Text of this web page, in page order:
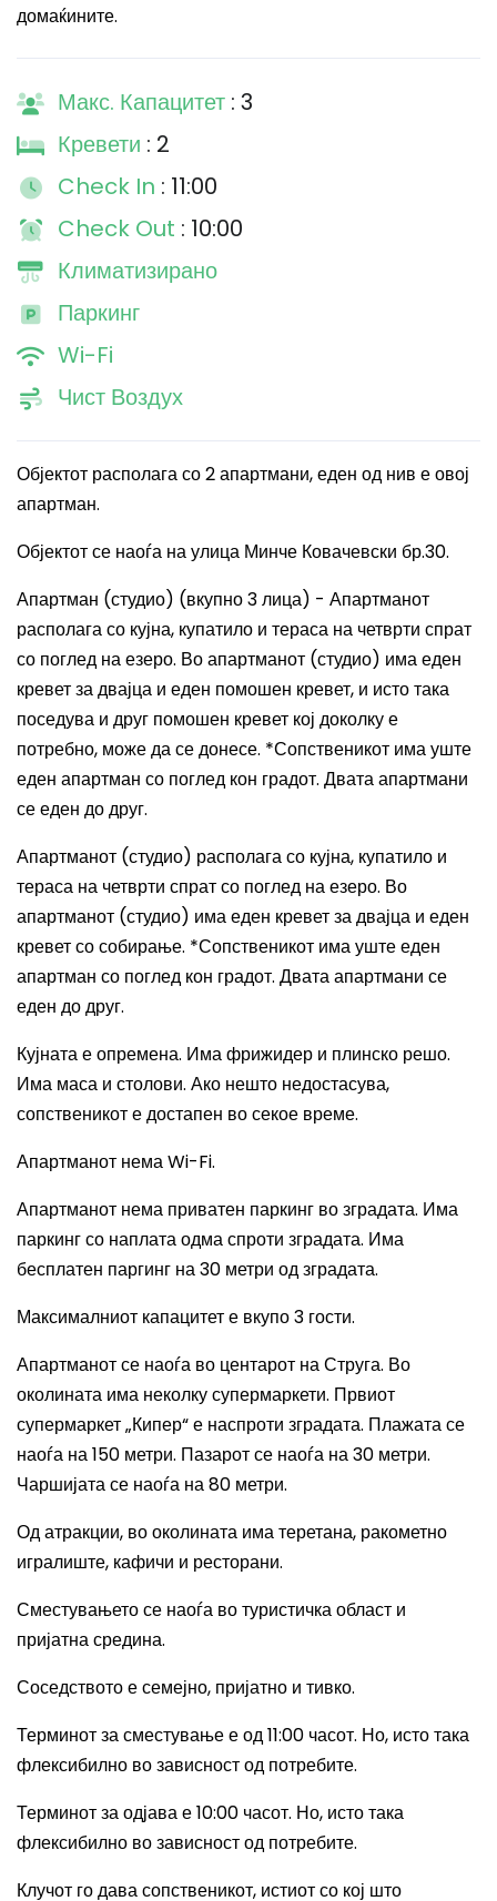
домаќините.
Макс. Капацитет : 3
Кревети : 2
Check In : 11:00
Check Out : 10:00
Климатизирано
Паркинг
Wi-Fi
Чист Воздух
Објектот располага со 2 апартмани, еден од нив е овој
апартман.
Објектот се наоѓа на улица Минче Ковачевски бр.30.
Апартман (студио) (вкупно 3 лица) - Апартманот
располага со кујна, купатило и тераса на четврти спрат
со поглед на езеро. Во апартманот (студио) има еден
кревет за двајца и еден помошен кревет, и исто така
поседува и друг помошен кревет кој доколку е
потребно, може да се донесе. *Сопственикот има уште
еден апартман со поглед кон градот. Двата апартмани
се еден до друг.
Апартманот (студио) располага со кујна, купатило и
тераса на четврти спрат со поглед на езеро. Во
апартманот (студио) има еден кревет за двајца и еден
кревет со собирање. *Сопственикот има уште еден
апартман со поглед кон градот. Двата апартмани се
еден до друг.
Кујната е опремена. Има фрижидер и плинско решо.
Има маса и столови. Ако нешто недостасува,
сопственикот е достапен во секое време.
Апартманот немаWi-Fi.
Апартманот нема приватен паркинг во зградата. Има
паркинг со наплата одма спроти зградата. Има
бесплатен паргинг на 30 метри од зградата.
Максималниот капацитет е вкупо 3 гости.
Апартманот се наоѓа во центарот на Струга. Во
околината има неколку супермаркети. Првиот
супермаркет „Кипер“ е наспроти зградата. Плажата се
наоѓа на 150 метри. Пазарот се наоѓа на 30 метри.
Чаршијата се наоѓа на 80 метри.
Од атракции, во околината има теретана, ракометно
игралиште, кафичи и ресторани.
Сместувањето се наоѓа во туристичка област и
пријатна средина.
Соседството е семејно, пријатно и тивко.
Терминот за сместување е од 11:00 часот. Но, исто така
флексибилно во зависност од потребите.
Терминот за одјава е 10:00 часот. Но, исто така
флексибилно во зависност од потребите.
Клучот го дава сопственикот, истиот со кој што